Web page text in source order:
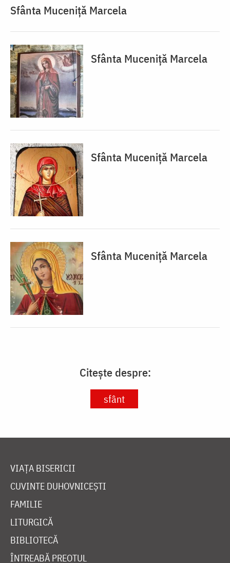
Sfânta Muceniță Marcela
Sfânta Muceniță Marcela
Sfânta Muceniță Marcela
Sfânta Muceniță Marcela
Citește despre:
sfânt
VIAȚA BISERICII
CUVINTE DUHOVNICEȘTI
FAMILIE
LITURGICĂ
BIBLIOTECĂ
ÎNTREABĂ PREOTUL